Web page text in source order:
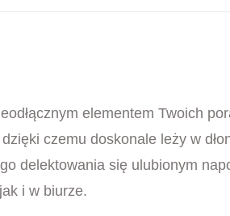
elementem Twoich
czemu doskonale leży w
delektowania się ulubionym
i w biurze.